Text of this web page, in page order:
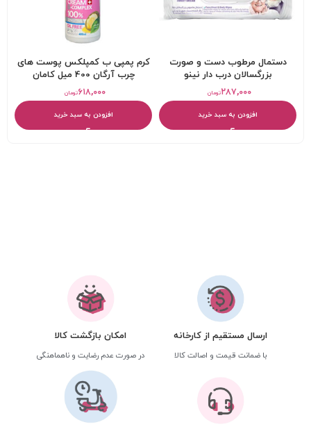
دستمال مرطوب دست و صورت
بزرگسالان درب دار نینو
تومان۲۸۷,۰۰۰
افزودن به سبد خرید
کرم پمپی ب کمپلکس پوست های
چرب آرگان 400 میل کامان
تومان۶۱۸,۰۰۰
افزودن به سبد خرید
ارسال مستقیم از کارخانه
با ضمانت قیمت و اصالت کالا
امکان بازگشت کالا
در صورت عدم رضایت و ناهماهنگی